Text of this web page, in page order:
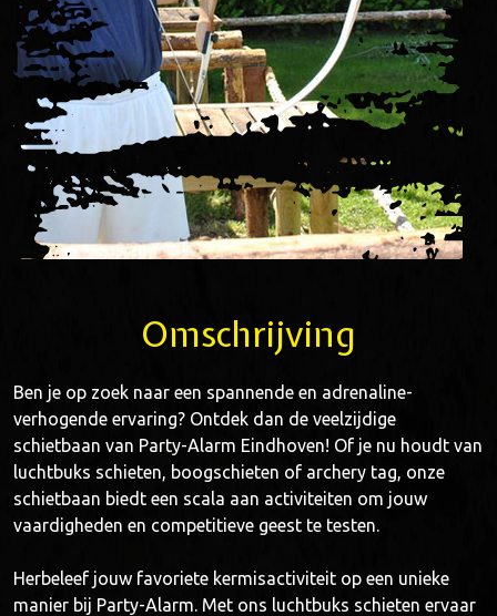
Omschrijving
Ben je op zoek naar een spannende en adrenaline-
verhogende ervaring? Ontdek dan de veelzijdige
schietbaan van Party-Alarm Eindhoven! Of je nu houdt van
luchtbuks schieten, boogschieten of archery tag, onze
schietbaan biedt een scala aan activiteiten om jouw
vaardigheden en competitieve geest te testen.
Herbeleef jouw favoriete kermisactiviteit op een unieke
manier bij Party-Alarm. Met ons luchtbuks schieten ervaar